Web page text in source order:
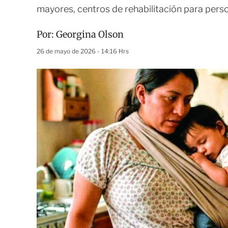
mayores, centros de rehabilitación para
Por: Georgina Olson
26 de mayo de 2026 - 14:16 Hrs